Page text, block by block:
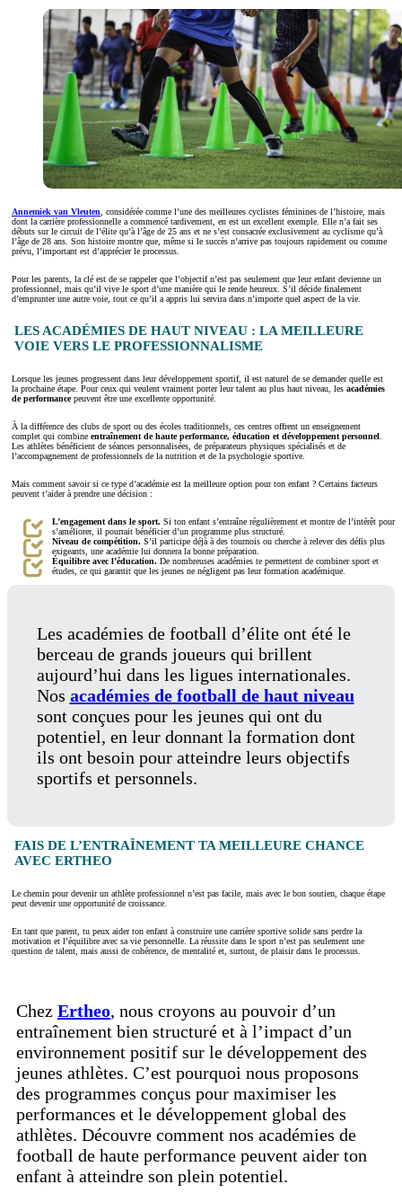
Annemiek van Vleuten , considérée comme l’une des meilleures cyclistes féminines de l’histoire, mais
dont la carrière professionnelle a commencé tardivement, en est un excellent exemple. Elle n’a fait ses
débuts sur le circuit de l’élite qu’à l’âge de 25 ans et ne s’est consacrée exclusivement au cyclisme qu’à
l’âge de 28 ans. Son histoire montre que, même si le succès n’arrive pas toujours rapidement ou comme
prévu, l’important est d’apprécier le processus.
Pour les parents, la clé est de se rappeler que l’objectif n’est pas seulement que leur enfant devienne un
professionnel, mais qu’il vive le sport d’une manière qui le rende heureux. S’il décide finalement
d’emprunter une autre voie, tout ce qu’il a appris lui servira dans n’importe quel aspect de la vie.
LES ACADÉMIES DE HAUT NIVEAU : LA MEILLEURE
VOIE VERS LE PROFESSIONNALISME
Lorsque les jeunes progressent dans leur développement sportif, il est naturel de se demander quelle est
la prochaine étape. Pour ceux qui veulent vraiment porter leur talent au plus haut niveau, les académies
de performancepeuvent être une excellente opportunité.
À la différence des clubs de sport ou des écoles traditionnels, ces centres offrent un enseignement
complet qui combine entraînement de haute performance, éducation et développement personnel.
Les athlètes bénéficient de séances personnalisées, de préparateurs physiques spécialisés et de
l’accompagnement de professionnels de la nutrition et de la psychologie sportive.
Mais comment savoir si ce type d’académie est la meilleure option pour ton enfant ? Certains facteurs
peuvent t’aider à prendre une décision :
L’engagement dans le sport. Si ton enfant s’entraîne régulièrement et montre de l’intérêt pour
s’améliorer, il pourrait bénéficier d’un programme plus structuré.
Niveau de compétition. S’il participe déjà à des tournois ou cherche à relever des défis plus
exigeants, une académie lui donnera la bonne préparation.
Équilibre avec l’éducation. De nombreuses académies te permettent de combiner sport et
études, ce qui garantit que les jeunes ne négligent pas leur formation académique.
Les académies de football d’élite ont été le
berceau de grands joueurs qui brillent
aujourd’hui dans les ligues internationales.
Nos académies de football de haut niveau
sont conçues pour les jeunes qui ont du
potentiel, en leur donnant la formation dont
ils ont besoin pour atteindre leurs objectifs
sportifs et personnels.
FAIS DE L’ENTRAÎNEMENT TA MEILLEURE CHANCE
AVEC ERTHEO
Le chemin pour devenir un athlète professionnel n’est pas facile, mais avec le bon soutien, chaque étape
peut devenir une opportunité de croissance.
En tant que parent, tu peux aider ton enfant à construire une carrière sportive solide sans perdre la
motivation et l’équilibre avec sa vie personnelle. La réussite dans le sport n’est pas seulement une
question de talent, mais aussi de cohérence, de mentalité et, surtout, de plaisir dans le processus.
Chez Ertheo, nous croyons au pouvoir d’un
entraînement bien structuré et à l’impact d’un
environnement positif sur le développement des
jeunes athlètes. C’est pourquoi nous proposons
des programmes conçus pour maximiser les
performances et le développement global des
athlètes. Découvre comment nos académies de
football de haute performance peuvent aider ton
enfant à atteindre son plein potentiel.